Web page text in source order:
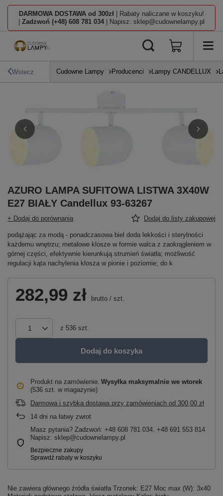
DARMOWA DOSTAWA od 300zł | Rabaty naliczane w koszyku!
Zadzwoń (+48) 608 781 034 | Napisz: sklep@cudownelampy.pl
Wstecz Cudowne Lampy Producenci Lampy CANDELLUX
AZURO LAMPA SUFITOWA LISTWA 3X40W
E27 BIAŁY Candellux 93-63267
+ Dodaj do porównania Dodaj do listy zakupowej
podążając za modą - ponadczasowa biel doda lekkości i sterylności
każdemu wnętrzu; metalowe klosze w formie walca z zaokrągleniem w
górnej części, efektywnie kierunkują strumień światła; możliwość
regulacji kąta nachylenia klosza w pionie i poziomie; do k
282,99 zł brutto / szt.
z 536 szt.
Dodaj do koszyka
Produkt na zamówienie Wysyłka maksymalnie we wtorek
(536 szt. w magazynie)
Darmowa i szybka dostawa przy zamówieniach od 300,00 zł
14 dni na łatwy zwrot
Masz pytania? Zadzwoń: +48 608 781 034, +48 691 553 814
Napisz: sklep@cudownelampy.pl
Nie zawiera głównego źródła światła Trzonek: E27 Moc max (W): 3x40